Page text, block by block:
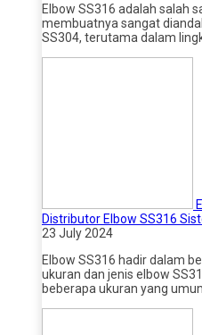
Elbow SS316 adalah salah
membuatnya sangat
SS304, terutama dalam
Distributor Elbow SS316
23 July 2024
Elbow SS316 hadir dalam
ukuran dan jenis elbow
beberapa ukuran yang